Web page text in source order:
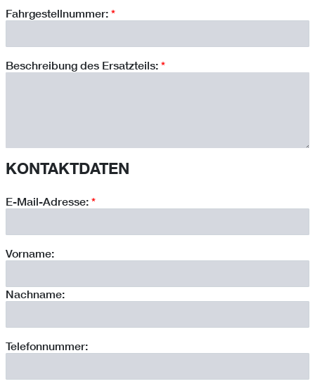
Fahrgestellnummer: *
Beschreibung des Ersatzteils: *
KONTAKTDATEN
E-Mail-Adresse: *
Vorname:
Nachname:
Telefonnummer: